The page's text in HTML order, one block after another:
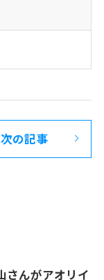
次の記事
さんがアオリイ